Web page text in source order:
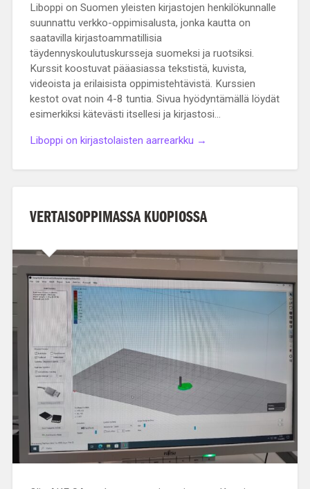
Liboppi on Suomen yleisten kirjastojen henkilökunnalle
suunnattu verkko-oppimisalusta, jonka kautta on
saatavilla kirjastoammatillisia
täydennyskoulutuskursseja suomeksi ja ruotsiksi.
Kurssit koostuvat pääasiassa tekstistä, kuvista,
videoista ja erilaisista oppimistehtävistä. Kurssien
kestot ovat noin 4-8 tuntia. Sivua hyödyntämällä löydät
esimerkiksi kätevästi itsellesi ja kirjastosi…
Liboppi on kirjastolaisten aarrearkku →
VERTAISOPPIMASSA KUOPIOSSA